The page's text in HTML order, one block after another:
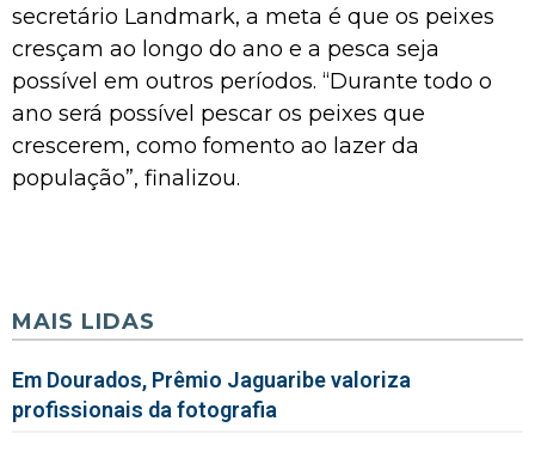
secretário Landmark, a meta é que os peixes
cresçam ao longo do ano e a pesca seja
possível em outros períodos. “Durante todo o
ano será possível pescar os peixes que
crescerem, como fomento ao lazer da
população”, finalizou.
MAIS LIDAS
Em Dourados, Prêmio Jaguaribe valoriza
profissionais da fotografia